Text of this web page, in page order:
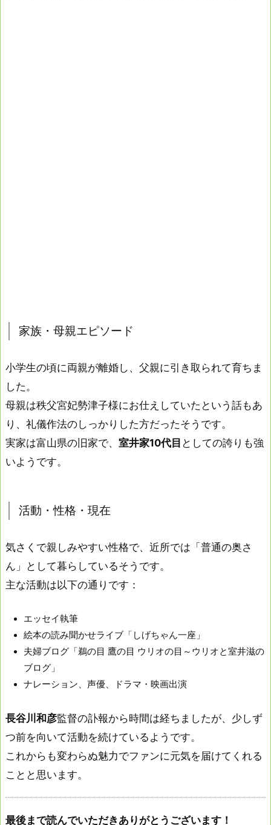
家族・母親エピソード
小学生の頃に両親が離婚し、父親に引き取られて育ちま
した。
母親は秩父宮妃勢津子様にお仕えしていたという話もあ
り、礼儀作法のしっかりした方だったそうです。
実家は富山県の旧家で、 室井家10代目 としての誇りも強
いようです。
活動・性格・現在
気さくで親しみやすい性格で、近所では「普通の奥さ
ん」として暮らしているそうです。
主な活動は以下の通りです：
エッセイ執筆
絵本の読み聞かせライブ「しげちゃん一座」
夫婦ブログ「鵜の目 鷹の目 ウリオの目～ウリオと室井滋の
ブログ」
ナレーション、声優、ドラマ・映画出演
長谷川和彦監督の訃報から時間は経ちましたが、少しず
つ前を向いて活動を続けているようです。
これからも変わらぬ魅力でファンに元気を届けてくれる
ことと思います。
最後まで読んでいただきありがとうございます！